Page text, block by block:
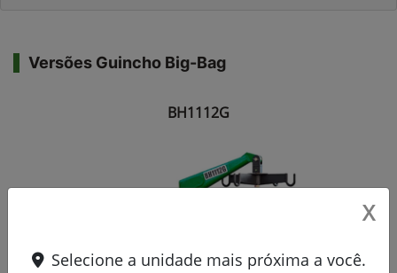
Versões Guincho Big-Bag
BH1112G
X
Selecione a unidade mais próxima a você.